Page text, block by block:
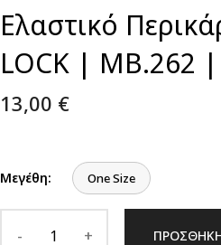
Ελαστικό
LOCK | MB.262
13,00 €
Μεγέθη: One Size